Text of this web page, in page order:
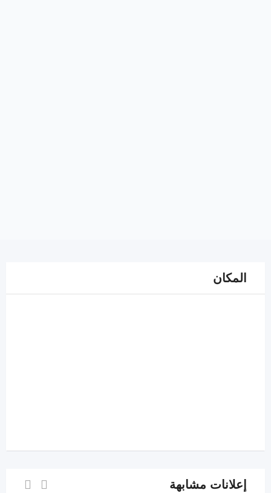
المكان
إعلانات مشابهة